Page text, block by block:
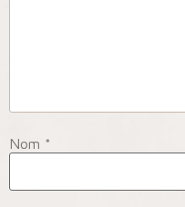
Nom *